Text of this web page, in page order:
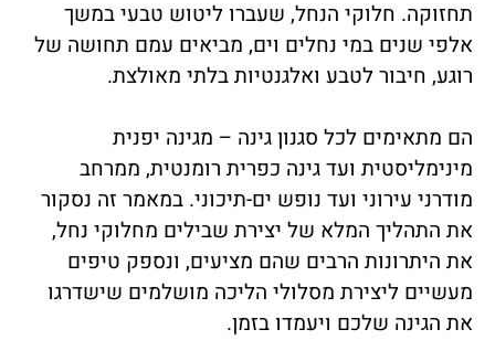
תחזוקה. חלוקי הנחל, שעברו ליטוש טבעי במשך
אלפי שנים במי נחלים וים, מביאים עמם תחושה של
רוגע, חיבור לטבע ואלגנטיות בלתי מאולצת.
הם מתאימים לכל סגנון גינה – מגינה יפנית
מינימליסטית ועד גינה כפרית רומנטית, ממרחב
מודרני עירוני ועד נופש ים-תיכוני. במאמר זה נסקור
את התהליך המלא של יצירת שבילים מחלוקי נחל,
את היתרונות הרבים שהם מציעים, ונספק טיפים
מעשיים ליצירת מסלולי הליכה מושלמים שישדרגו
את הגינה שלכם ויעמדו בזמן.